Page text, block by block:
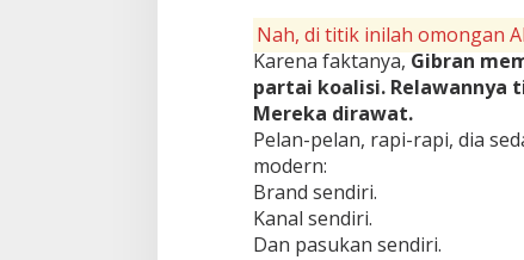
Nah, di titik inilah omongan
Karena faktanya,Gibran
partai koalisi. Relawannya
Mereka dirawat.
Pelan-pelan, rapi-rapi, dia
modern:
Brand sendiri.
Kanal sendiri.
Dan pasukan sendiri.